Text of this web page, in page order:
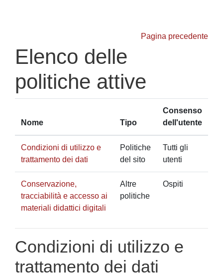
Pagina precedente
Elenco delle
politiche attive
Nome Tipo
Consenso
dell'utente
Condizioni di utilizzo e
trattamento dei dati
Politiche
del sito
Tutti gli
utenti
Conservazione,
tracciabilità e accesso ai
materiali didattici digitali
Altre
politiche
Ospiti
Condizioni di utilizzo e
trattamento dei dati